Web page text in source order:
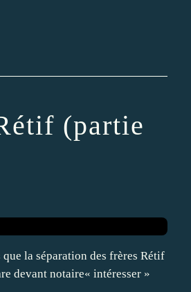
(partie
la séparation des frères Rétif
devant notaire« intéresser »